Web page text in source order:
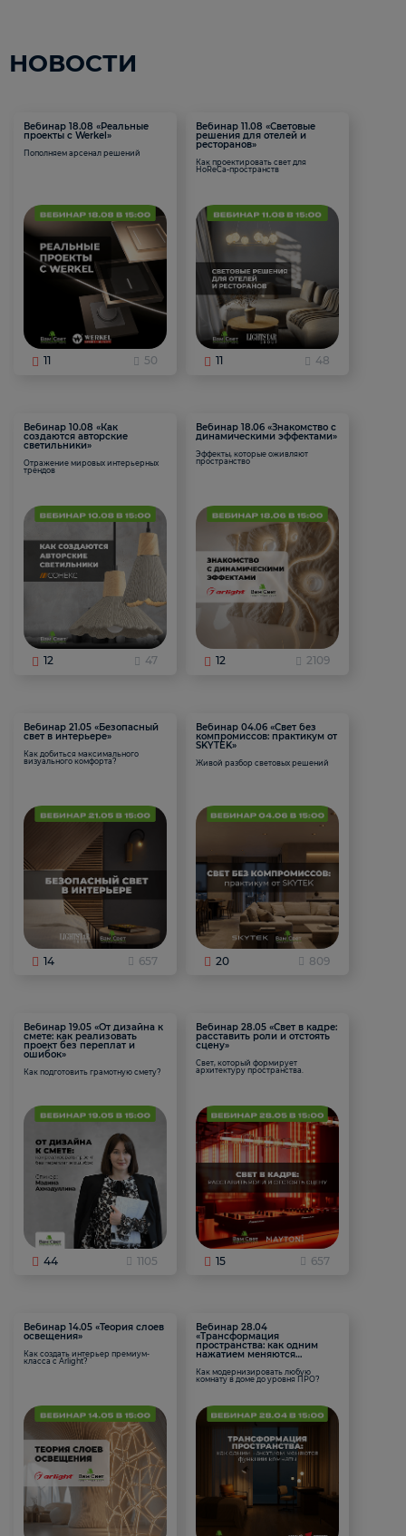
НОВОСТИ
Вебинар 18.08 «Реальные
проекты с Werkel»
Пополняем арсенал решений
11 50
Вебинар 11.08 «Световые
решения для отелей и
ресторанов»
Как проектировать свет для
HoReCa-пространств
11 48
Вебинар 10.08 «Как
создаются авторские
светильники»
Отражение мировых интерьерных
трендов
12 47
Вебинар 18.06 «Знакомство с
динамическими эффектами»
Эффекты, которые оживляют
пространство
12 2109
Вебинар 21.05 «Безопасный
свет в интерьере»
Как добиться максимального
визуального комфорта?
14 657
Вебинар 04.06 «Свет без
компромиссов: практикум от
SKYTEK»
Живой разбор световых решений
20 809
Вебинар 19.05 «От дизайна к
смете: как реализовать
проект без переплат и
ошибок»
Как подготовить грамотную смету?
44 1105
Вебинар 28.05 «Свет в кадре:
расставить роли и отстоять
сцену»
Свет, который формирует
архитектуру пространства.
15 657
Вебинар 14.05 «Теория слоев
освещения»
Как создать интерьер премиум-
класса с Arlight?
Вебинар 28.04
«Трансформация
пространства: как одним
нажатием меняются
Как модернизировать любую
комнату в доме до уровня ПРО?